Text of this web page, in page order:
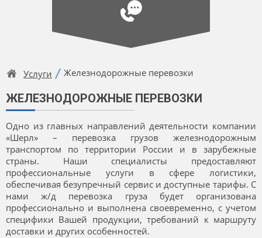
Услуги Железнодорожные перевозки
ЖЕЛЕЗНОДОРОЖНЫЕ ПЕРЕВОЗКИ
Одно из главных направлений деятельности компании
«Шерл» – перевозка грузов железнодорожным
транспортом по территории России и в зарубежные
страны. Наши специалисты предоставляют
профессиональные услуги в сфере логистики,
обеспечивая безупречный сервис и доступные тарифы. С
нами ж/д перевозка груза будет организована
профессионально и выполнена своевременно, с учетом
специфики Вашей продукции, требований к маршруту
доставки и других особенностей.